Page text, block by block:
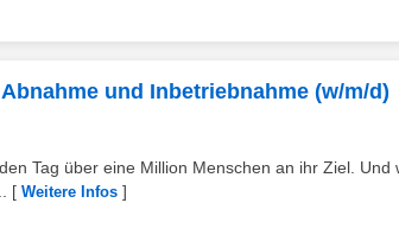
und Inbetriebnahme (w/m/d)
Tag über eine Million Menschen an ihr Ziel. Und
[ Weitere Infos ]